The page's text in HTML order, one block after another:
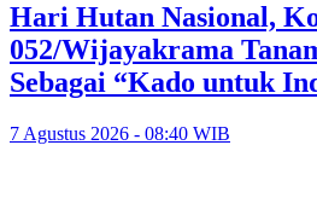
Hari Hutan Nasional,
052/Wijayakrama
Sebagai “Kado untuk
7 Agustus 2026 - 08:40 WIB